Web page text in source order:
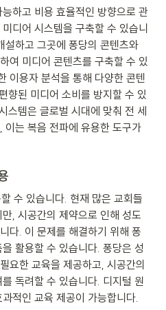
하고 비용 효율적인 방향으로 관
디어 시스템을 구축할 수 있습니
설하고 그곳에 퐁당의 콘텐츠와
여 미디어 콘텐츠를 구축할 수 있
이용자 분석을 통해 다양한 콘텐
향된 미디어 소비를 방지할 수 있
스템은 글로벌 시대에 맞춰 전 세
이는 복음 전파에 유용한 도구가
수 있습니다. 현재 많은 교회들
, 시공간의 제약으로 인해 성도
다. 이 문제를 해결하기 위해 퐁
활용할 수 있습니다. 퐁당은 성
요한 교육을 제공하고, 시공간의
독려할 수 있습니다. 디지털 원
적인 교육 제공이 가능합니다.